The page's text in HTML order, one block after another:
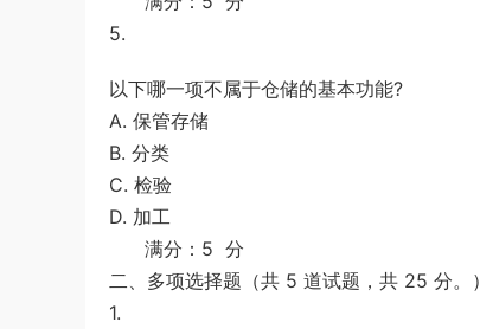
5.
以下哪一项不属于仓储的基本功能?
A. 保管存储
B. 分类
C. 检验
D. 加工
满分：5 分
二、多项选择题（共 5 道试题，共 25 分。）
1.